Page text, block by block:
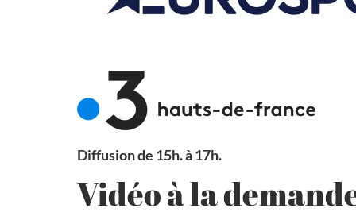
Diffusion de 15h. à 17h.
Vidéo à la